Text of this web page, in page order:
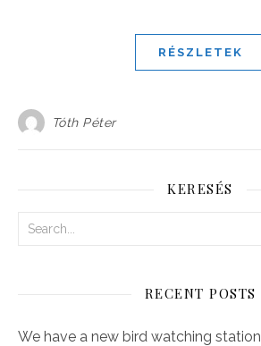
RÉSZLETEK
Tóth Péter
KERESÉS
RECENT POSTS
We have a new bird watching station